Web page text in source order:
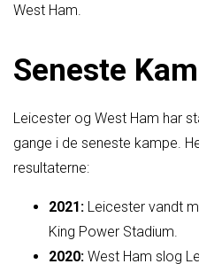
West Ham.
Seneste
Leicester og West Ham har
gange i de seneste kampe.
resultaterne:
2021: Leicester vandt
King Power Stadium.
2020: West Ham slog